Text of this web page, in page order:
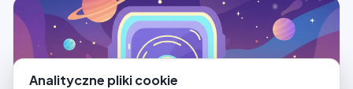
Analityczne pliki cookie